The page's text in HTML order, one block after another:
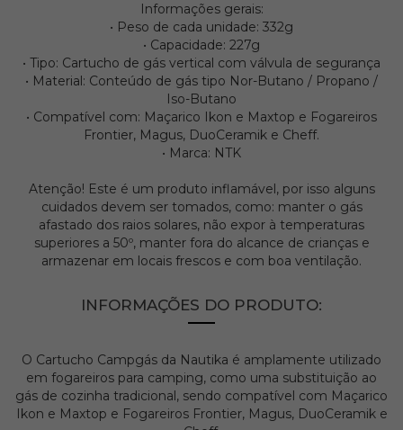
Informações gerais:
• Peso de cada unidade: 332g
• Capacidade: 227g
• Tipo: Cartucho de gás vertical com válvula de segurança
• Material: Conteúdo de gás tipo Nor-Butano / Propano /
Iso-Butano
• Compatível com: Maçarico Ikon e Maxtop e Fogareiros
Frontier, Magus, DuoCeramik e Cheff.
• Marca: NTK
Atenção! Este é um produto inflamável, por isso alguns
cuidados devem ser tomados, como: manter o gás
afastado dos raios solares, não expor à temperaturas
superiores a 50º, manter fora do alcance de crianças e
armazenar em locais frescos e com boa ventilação.
INFORMAÇÕES DO PRODUTO:
O Cartucho Campgás da Nautika é amplamente utilizado
em fogareiros para camping, como uma substituição ao
gás de cozinha tradicional, sendo compatível com Maçarico
Ikon e Maxtop e Fogareiros Frontier, Magus, DuoCeramik e